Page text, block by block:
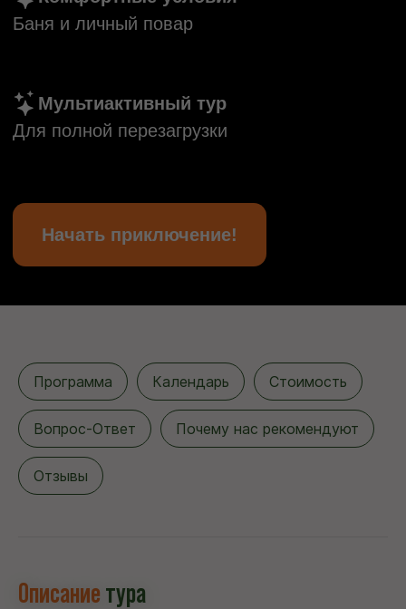
Программа Календарь Стоимость
Вопрос-Ответ Почему нас рекомендуют
Отзывы
Описание тура